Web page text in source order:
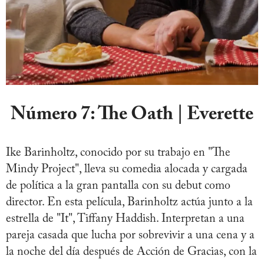
Número 7:The Oath | Everette
Ike Barinholtz, conocido por su trabajo en "The
Mindy Project", lleva su comedia alocada y cargada
de política a la gran pantalla con su debut como
director. En esta película, Barinholtz actúa junto a la
estrella de "It", Tiffany Haddish. Interpretan a una
pareja casada que lucha por sobrevivir a una cena y a
la noche del día después de Acción de Gracias, con la